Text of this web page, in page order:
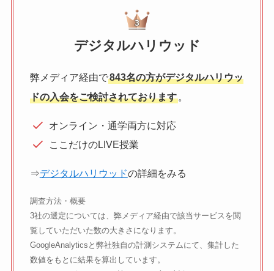
デジタルハリウッド
弊メディア経由で843名の方がデジタルハリウッ
ドの入会をご検討されております。
オンライン・通学両方に対応
ここだけのLIVE授業
⇒デジタルハリウッドの詳細をみる
調査方法・概要
3社の選定については、弊メディア経由で該当サービスを閲
覧していただいた数の大きさになります。
GoogleAnalyticsと弊社独自の計測システムにて、集計した
数値をもとに結果を算出しています。